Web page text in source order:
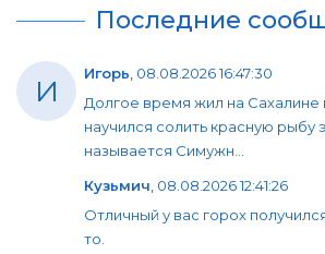
Последние
И Игорь, 08.08.2026 16:47:30
Долгое время жил на Сахалине
научился солить красную рыбу
называется Симужн...
Кузьмич, 08.08.2026 12:41:26
Отличный у вас горох
то.